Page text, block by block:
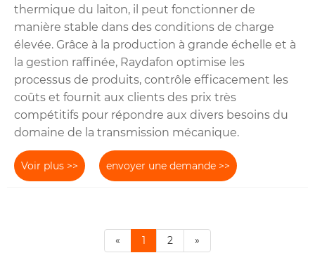
thermique du laiton, il peut fonctionner de
manière stable dans des conditions de charge
élevée. Grâce à la production à grande échelle et à
la gestion raffinée, Raydafon optimise les
processus de produits, contrôle efficacement les
coûts et fournit aux clients des prix très
compétitifs pour répondre aux divers besoins du
domaine de la transmission mécanique.
Voir plus >> envoyer une demande >>
« 1 2 »